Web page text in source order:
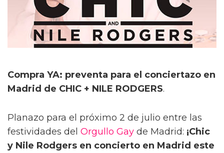
Compra YA: preventa para el conciertazo en
Madrid de CHIC + NILE RODGERS.
Planazo para el próximo 2 de julio entre las
festividades del Orgullo Gay de Madrid: ¡Chic
y Nile Rodgers en concierto en Madrid este